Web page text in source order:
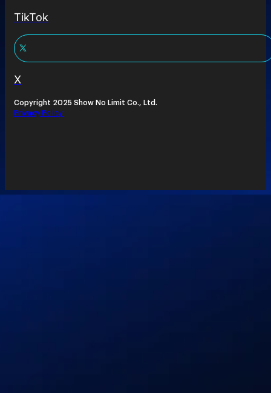
TikTok
X
Copyright 2025 Show No Limit Co., Ltd.
Privacy Policy